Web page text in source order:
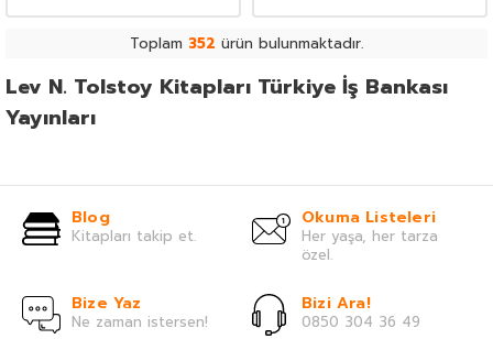
Toplam 352 ürün bulunmaktadır.
Lev N. Tolstoy Kitapları Türkiye İş Bankası
Yayınları
Blog
Kitapları takip et.
Okuma Listeleri
Her yaşa, her tarza
özel.
Bize Yaz
Ne zaman istersen!
Bizi Ara!
0850 304 36 49